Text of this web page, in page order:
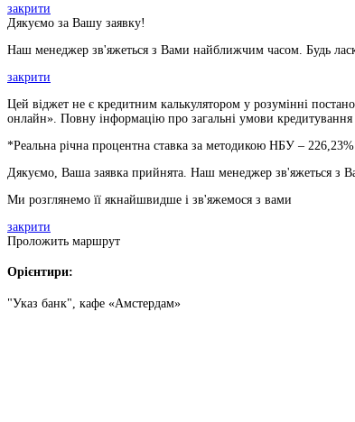
закрити
Дякуємо за Вашу заявку!
Наш менеджер зв'яжеться з Вами найближчим часом. Будь
закрити
Цей віджет не є кредитним калькулятором у розумінні
онлайн». Повну інформацію про загальні умови кредитування
*Реальна річна процентна ставка за методикою НБУ – 226,23
Дякуємо, Ваша заявка прийнята. Наш менеджер зв'яжеться з
Ми розглянемо її якнайшвидше і зв'яжемося з вами
закрити
Проложить маршрут
Орієнтири:
"Указ банк", кафе «Амстердам»